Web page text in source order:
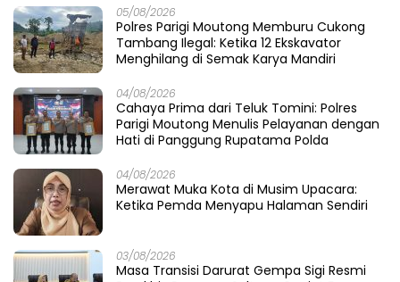
05/08/2026
Polres Parigi Moutong Memburu Cukong
Tambang Ilegal: Ketika 12 Ekskavator
Menghilang di Semak Karya Mandiri
04/08/2026
Cahaya Prima dari Teluk Tomini: Polres
Parigi Moutong Menulis Pelayanan dengan
Hati di Panggung Rupatama Polda
04/08/2026
Merawat Muka Kota di Musim Upacara:
Ketika Pemda Menyapu Halaman Sendiri
03/08/2026
Masa Transisi Darurat Gempa Sigi Resmi